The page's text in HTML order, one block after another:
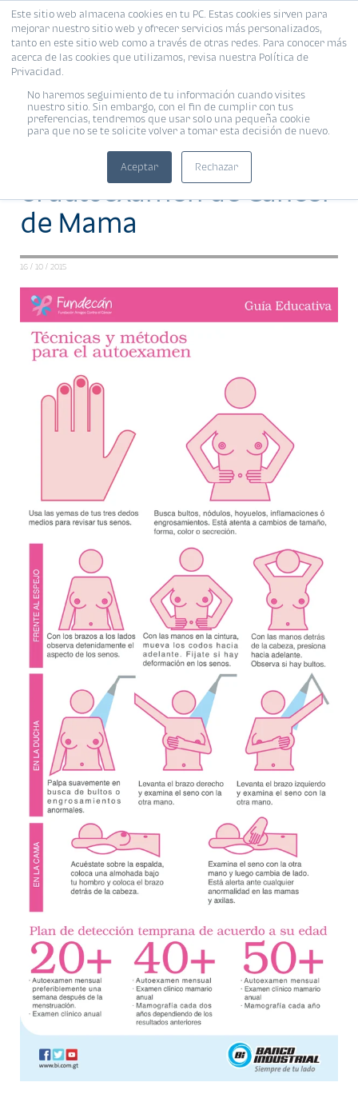
Este sitio web almacena cookies en tu PC. Estas cookies sirven para
mejorar nuestro sitio web y ofrecer servicios más personalizados,
tanto en este sitio web como a través de otras redes. Para conocer más
acerca de las cookies que utilizamos, revisa nuestra Política de
Privacidad.
No haremos seguimiento de tu información cuando visites
nuestro sitio. Sin embargo, con el fin de cumplir con tus
preferencias, tendremos que usar solo una pequeña cookie
para que no se te solicite volver a tomar esta decisión de nuevo.
Aceptar Rechazar
MENÚ
ARTÍCULOS DE INTERÉS •
BANCO INDUSTRIAL
Técnicas y Métodos para
el autoexamen de Cáncer
de Mama
16 / 10 / 2015